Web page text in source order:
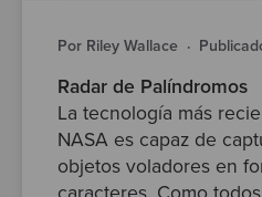
Por Riley Wallace ·
Radar de Palíndromos
La tecnología más
NASA es capaz de
objetos voladores en